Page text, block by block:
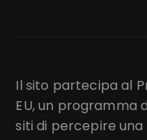
Il sito partecipa al
EU, un programma
siti di percepire